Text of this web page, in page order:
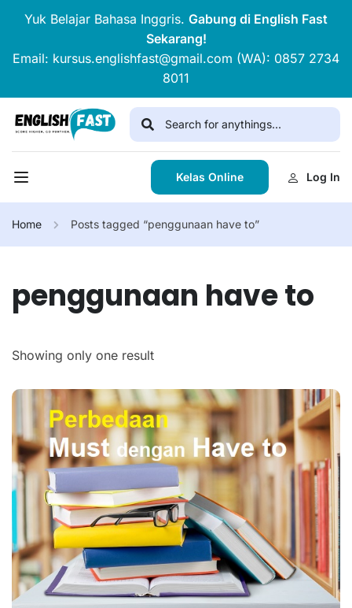
Yuk Belajar Bahasa Inggris. Gabung di English Fast
Sekarang!
Email: kursus.englishfast@gmail.com (WA): 0857 2734
8011
Kelas Online Log In
Home Posts tagged “penggunaan have to”
penggunaan have to
Showing only one result